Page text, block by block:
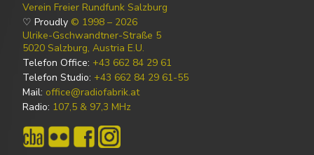
Verein Freier Rundfunk Salzburg
♡ Proudly © 1998 – 2026
Ulrike-Gschwandtner-Straße 5
5020 Salzburg, Austria E.U.
Telefon Office: +43 662 84 29 61
Telefon Studio: +43 662 84 29 61-55
Mail: office@radiofabrik.at
Radio: 107,5 & 97,3 MHz